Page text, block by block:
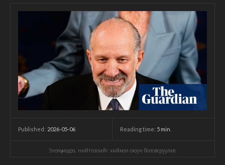
Published: 2026-05-06 Reading time: 5 min.
Энэхүү мэдээ, нийтлэлийг хиймэл оюун боловсруулав.